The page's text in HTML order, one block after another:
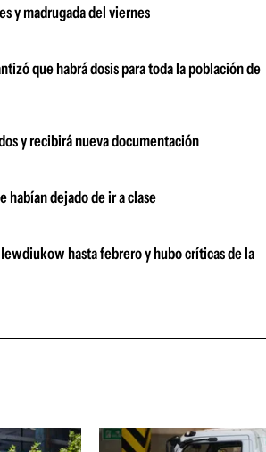
y madrugada del viernes
que habrá dosis para toda la población de
y recibirá nueva documentación
habían dejado de ir a clase
hasta febrero y hubo críticas de la